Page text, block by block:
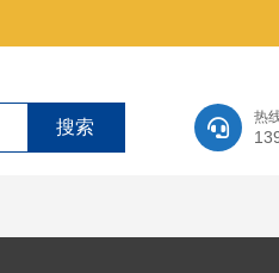
热